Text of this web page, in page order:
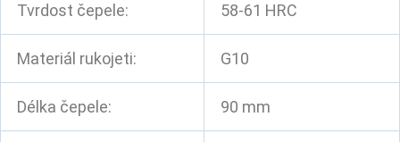
Tvrdost čepele: 58-61 HRC
Materiál rukojeti: G10
Délka čepele: 90 mm